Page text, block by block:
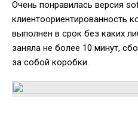
Очень понравилась версия
клиентоориентированность
выполнен в срок без каких
заняла не более 10 минут,
за собой коробки.